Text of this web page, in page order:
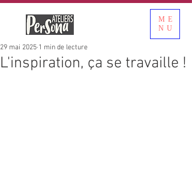
ME
NU
L'inspiration, ça se travaille !
29 mai 2025 1 min de lecture